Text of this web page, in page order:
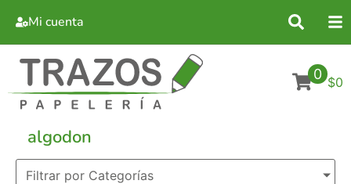
Mi cuenta
0 $0
algodon
Filtrar por Categorías